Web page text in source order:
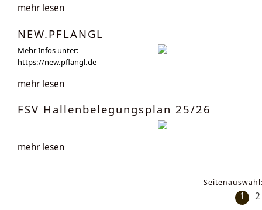
mehr lesen
NEW.PFLANGL
Mehr Infos unter:
https://new.pflangl.de
mehr lesen
FSV Hallenbelegungsplan 25/26
mehr lesen
1
2